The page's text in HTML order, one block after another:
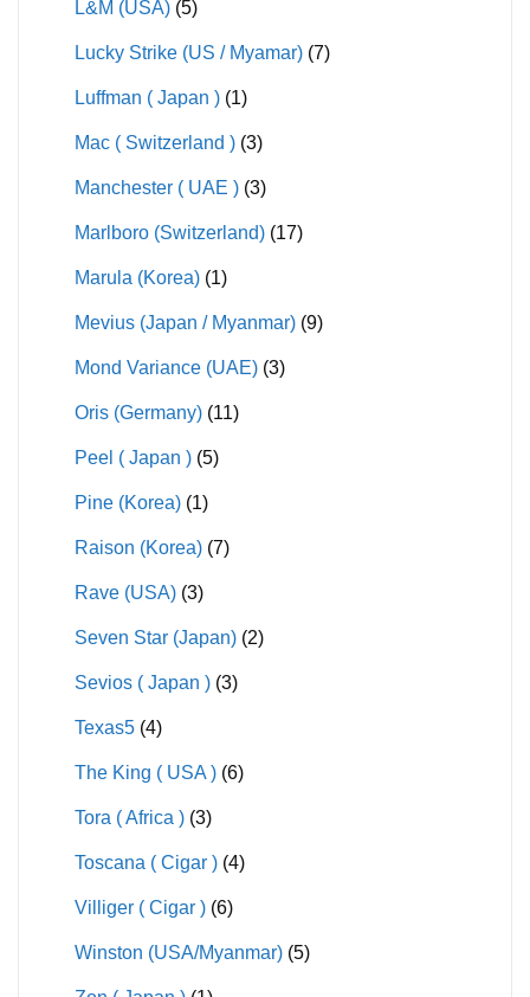
L&M (USA) (5)
Lucky Strike (US / Myamar) (7)
Luffman ( Japan ) (1)
Mac ( Switzerland ) (3)
Manchester ( UAE ) (3)
Marlboro (Switzerland) (17)
Marula (Korea) (1)
Mevius (Japan / Myanmar) (9)
Mond Variance (UAE) (3)
Oris (Germany) (11)
Peel ( Japan ) (5)
Pine (Korea) (1)
Raison (Korea) (7)
Rave (USA) (3)
Seven Star (Japan) (2)
Sevios ( Japan ) (3)
Texas5 (4)
The King ( USA ) (6)
Tora ( Africa ) (3)
Toscana ( Cigar ) (4)
Villiger ( Cigar ) (6)
Winston (USA/Myanmar) (5)